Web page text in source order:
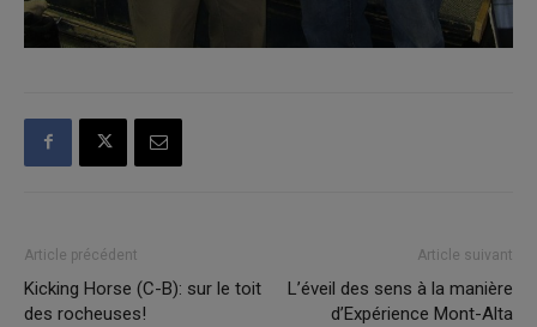
Article précédent
Kicking Horse (C-B): sur le toit
des rocheuses!
Article suivant
L’éveil des sens à la manière
d’Expérience Mont-Alta